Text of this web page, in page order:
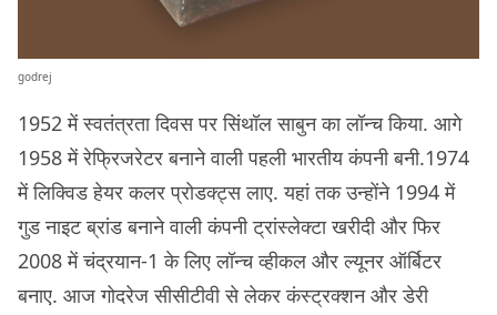
godrej
1952 में स्वतंत्रता दिवस पर सिंथॉल साबुन का लॉन्च किया. आगे
1958 में रेफ्रिजरेटर बनाने वाली पहली भारतीय कंपनी बनी.1974
में लिक्विड हेयर कलर प्रोडक्ट्स लाए. यहां तक उन्होंने 1994 में
गुड नाइट ब्रांड बनाने वाली कंपनी ट्रांस्लेक्टा खरीदी और फिर
2008 में चंद्रयान-1 के लिए लॉन्च व्हीकल और ल्यूनर ऑर्बिटर
बनाए. आज गोदरेज सीसीटीवी से लेकर कंस्ट्रक्शन और डेरी